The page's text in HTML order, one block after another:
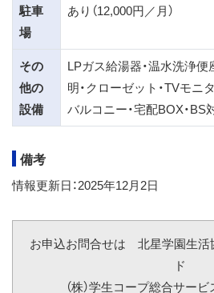
駐車
場
あり（12,000円／月）
その
他の
設備
LPガス給湯器・温水洗浄便
明・クローゼット・TVモニ
バルコニー・宅配BOX・BS
備考
情報更新日：2025年12月2日
お申込お問合せは 北星学園生
ド
（株）学生コープ総合サー